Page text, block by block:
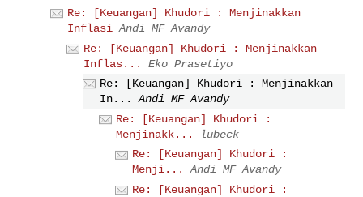
Re: [Keuangan] Khudori : Menjinakkan
Inflasi Andi MF Avandy
Re: [Keuangan] Khudori : Menjinakkan
Inflas...
Eko Prasetiyo
Re: [Keuangan] Khudori : Menjinakkan
In...
Andi MF Avandy
Re: [Keuangan] Khudori :
Menjinakk...
lubeck
Re: [Keuangan] Khudori :
Menji...
Andi MF Avandy
Re: [Keuangan] Khudori :